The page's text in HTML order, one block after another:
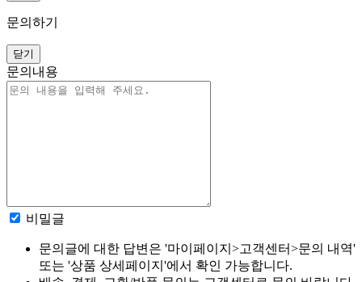
문의하기
닫기
문의내용
비밀글
문의글에 대한 답변은 '마이페이지>고객센터>문의 내역'
또는 '상품 상세페이지'에서 확인 가능합니다.